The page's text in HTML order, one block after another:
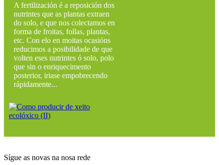
A fertilización é a reposición dos
nutrintes que as plantas extraen
do solo, e que nos colectamos en
forma de froitas, follas, plantas,
etc. Con elo en moitas ocasións
reducimos a posibilidade de que
volten eses nutrintes ó solo, polo
que sin o enriquecimento
posterior, iriase empobrecendo
rápidamente...
Sígue as novas na nosa rede